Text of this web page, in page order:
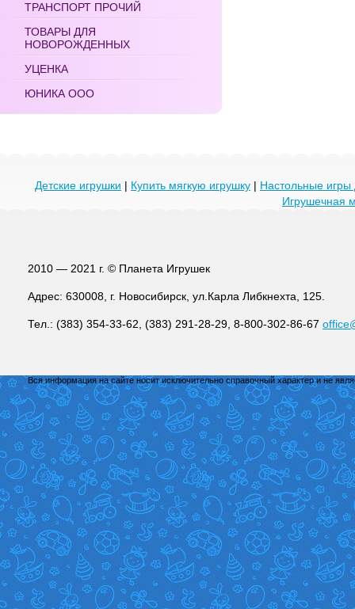
ТРАНСПОРТ ПРОЧИЙ
ТОВАРЫ ДЛЯ
НОВОРОЖДЕННЫХ
УЦЕНКА
ЮНИКА ООО
Детские игрушки | Купить мягкую игрушку | Настольные игры
Игрушечная
2010 — 2021 г. © Планета Игрушек
Адрес: 630008, г. Новосибирск, ул.Карла Либкнехта, 125.
Тел.: (383) 354-33-62, (383) 291-28-29, 8-800-302-86-67
Вся информация на сайте носит исключительно справочный характер и не